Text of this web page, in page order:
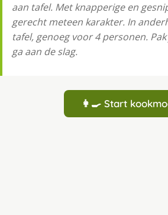
aan tafel. Met knapperige en
gerecht meteen karakter. In
tafel, genoeg voor 4 personen.
ga aan de slag.
👩‍🍳 Start